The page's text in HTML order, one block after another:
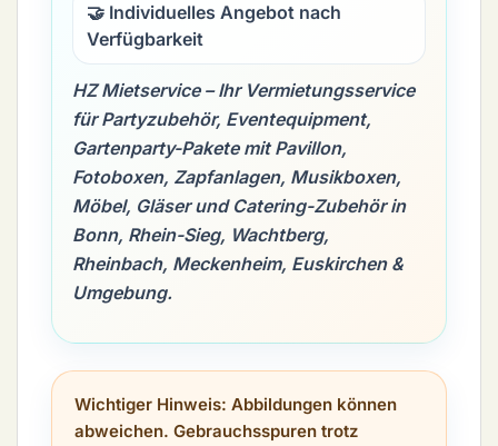
🤝 Individuelles Angebot nach
Verfügbarkeit
HZ Mietservice – Ihr Vermietungsservice
für Partyzubehör, Eventequipment,
Gartenparty-Pakete mit Pavillon,
Fotoboxen, Zapfanlagen, Musikboxen,
Möbel, Gläser und Catering-Zubehör in
Bonn, Rhein-Sieg, Wachtberg,
Rheinbach, Meckenheim, Euskirchen &
Umgebung.
Wichtiger Hinweis: Abbildungen können
abweichen. Gebrauchsspuren trotz